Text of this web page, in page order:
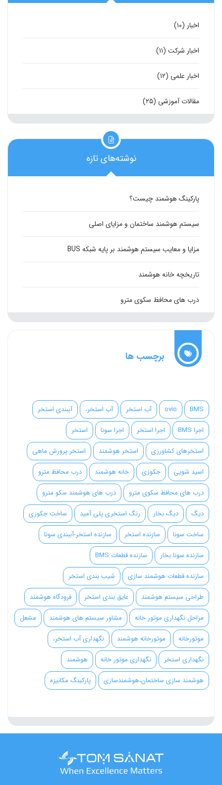
اخبار (۱۰)
اخبار شرکت (۱۱)
اخبار علمی (۱۲)
مقالات آموزشی (۲۵)
نوشته‌های تازه
پارکینگ هوشمند چیست؟
سیستم هوشمند ساختمان و مزایای اصلی
مزایا و معایب سیستم هوشمند بر پایه شبکه BUS
تاریخچه خانه هوشمند
درب های محافظ سکوی مترو
برچسب ها
BMS
ovio آب استخر آب استخر،
آببندی استخر
اجرا BMS
اجرا استخر اجرا سونا
استخر
استخرهای کشاورزی
استخر هوشمند
استخر پرورش ماهی
اسید شویی
جکوزی خانه هوشمند
درب محافظ مترو
درب های محافظ سکوی مترو
درب های هوشمند سکو مترو
دیگ
دیگ بخار رنگ استخری پلی آمید
ساخت جکوزی
ساخت سونا
سازنده استخر
سازنده استخر-آببندی سونا
سازنده سونا بخار
سازنده قطعات BMS
سازنده قطعات هوشمند سازی
شیب بندی استخر
طراحی سیستم هوشمند
عایق بندی استخر
فرودگاه هوشمند
مراحل نگهداری موتور خانه
مشاور سیستم های هوشمند
مشعل
موتورخانه
موتورخانه هوشمند
نگهداری آب استخر،
نگهداری استخر
نگهداری موتور خانه
هوشمند
هوشمند سازی ساختمان،هوشمندسازی
پارکینگ مکانیزه